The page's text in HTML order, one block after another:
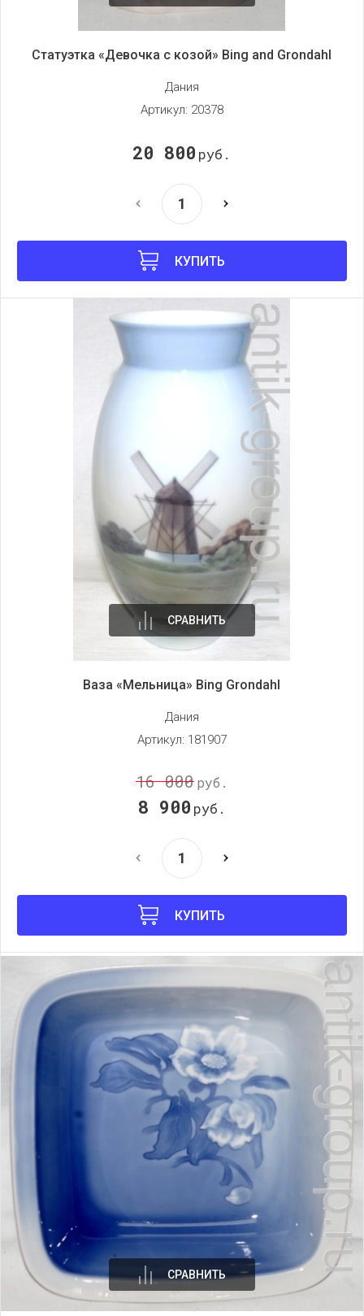
Статуэтка «Девочка с козой» Bing and Grondahl
Дания
Артикул: 20378
20 800 руб.
КУПИТЬ
СРАВНИТЬ
Ваза «Мельница» Bing Grondahl
Дания
Артикул: 181907
16 000 руб.
8 900 руб.
КУПИТЬ
СРАВНИТЬ